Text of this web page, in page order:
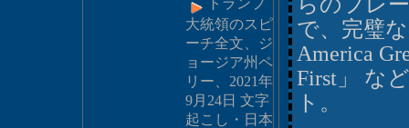
大統領のスピ
ーチ全文、ジ
ョージア州ペ
リー、2021年
9月24日 文字
起こし・日本
で、完璧
America
First」 な
ト。